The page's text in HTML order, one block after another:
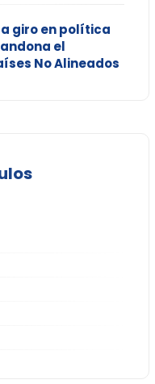
giro en política
el
No Alineados